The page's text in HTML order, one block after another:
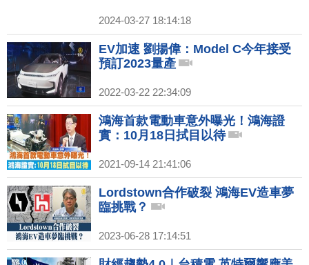
2024-03-27 18:14:18
EV加速 劉揚偉：Model C今年接受
預訂2023量產
2022-03-22 22:34:09
鴻海首款電動車意外曝光！鴻海證
實：10月18日拭目以待
2021-09-14 21:41:06
Lordstown合作破裂 鴻海EV造車夢
臨挑戰？
2023-06-28 17:14:51